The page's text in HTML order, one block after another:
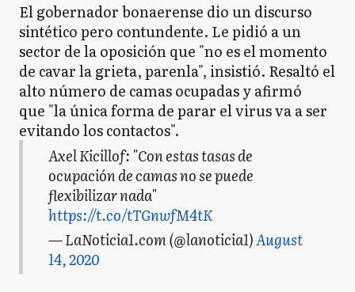
El gobernador bonaerense dio un discurso
sintético pero contundente. Le pidió a un
sector de la oposición que "no es el momento
de cavar la grieta, parenla", insistió. Resaltó el
alto número de camas ocupadas y afirmó
que "la única forma de parar el virus va a ser
evitando los contactos".
Axel Kicillof: "Con estas tasas de
ocupación de camas no se puede
flexibilizar nada"
https://t.co/tTGnwfM4tK
— LaNoticia1.com (@lanoticia1)August
14, 2020